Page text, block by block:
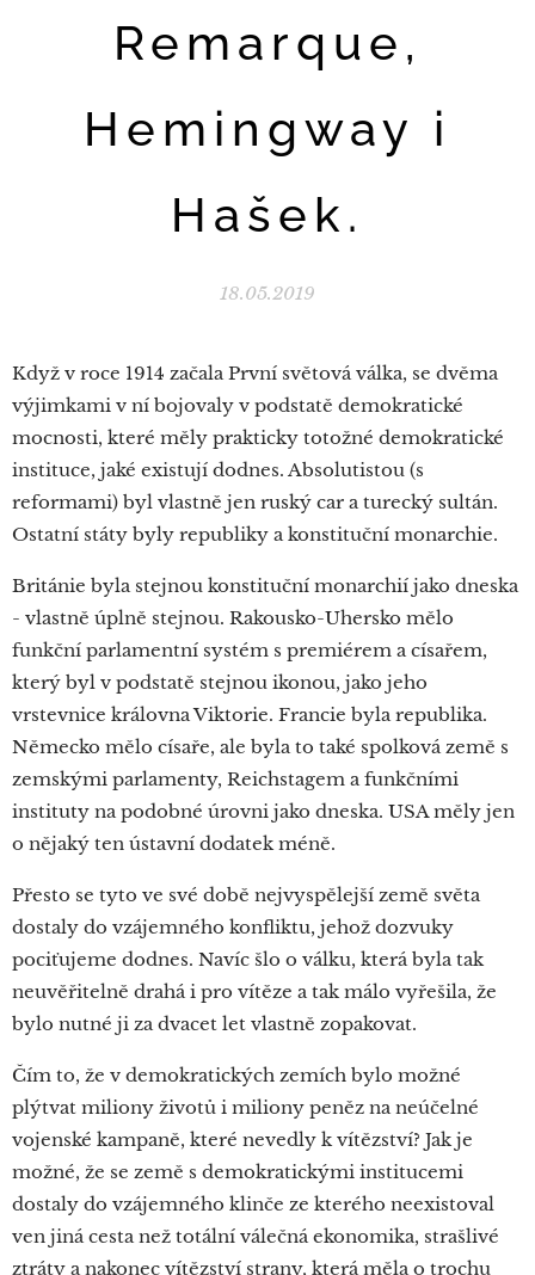
Remarque,
Hemingway i
Hašek.
18.05.2019
Když v roce 1914 začala První světová válka, se dvěma
výjimkami v ní bojovaly v podstatě demokratické
mocnosti, které měly prakticky totožné demokratické
instituce, jaké existují dodnes. Absolutistou (s
reformami) byl vlastně jen ruský car a turecký sultán.
Ostatní státy byly republiky a konstituční monarchie.
Británie byla stejnou konstituční monarchií jako dneska
- vlastně úplně stejnou. Rakousko-Uhersko mělo
funkční parlamentní systém s premiérem a císařem,
který byl v podstatě stejnou ikonou, jako jeho
vrstevnice královna Viktorie. Francie byla republika.
Německo mělo císaře, ale byla to také spolková země s
zemskými parlamenty, Reichstagem a funkčními
instituty na podobné úrovni jako dneska. USA měly jen
o nějaký ten ústavní dodatek méně.
Přesto se tyto ve své době nejvyspělejší země světa
dostaly do vzájemného konfliktu, jehož dozvuky
pociťujeme dodnes. Navíc šlo o válku, která byla tak
neuvěřitelně drahá i pro vítěze a tak málo vyřešila, že
bylo nutné ji za dvacet let vlastně zopakovat.
Čím to, že v demokratických zemích bylo možné
plýtvat miliony životů i miliony peněz na neúčelné
vojenské kampaně, které nevedly k vítězství? Jak je
možné, že se země s demokratickými institucemi
dostaly do vzájemného klinče ze kterého neexistoval
ven jiná cesta než totální válečná ekonomika, strašlivé
ztráty a nakonec vítězství strany, která měla o trochu